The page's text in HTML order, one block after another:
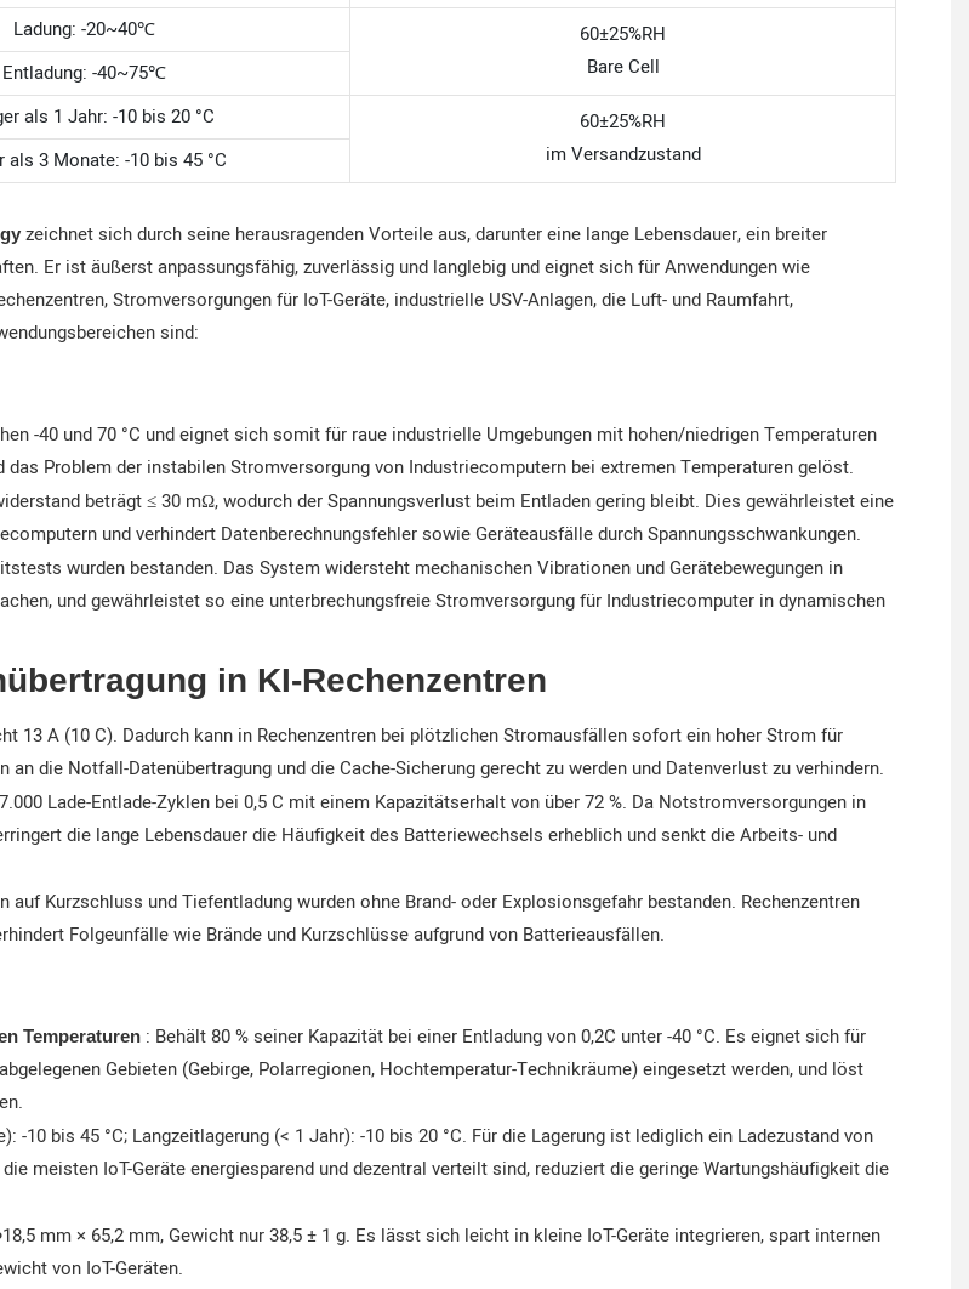
Ladung: -20~40℃
60±25%RH
Bare Cell
Entladung: -40~75℃
als 1 Jahr: -10 bis 20 °C
60±25%RH
im Versandzustand
als 3 Monate: -10 bis 45 °C
zeichnet sich durch seine herausragenden Vorteile aus, darunter eine lange Lebensdauer, ein breiter
Er ist äußerst anpassungsfähig, zuverlässig und langlebig und eignet sich für Anwendungen wie
Stromversorgungen für IoT-Geräte, industrielle USV-Anlagen, die Luft- und Raumfahrt,
sind:
-40 und 70 °C und eignet sich somit für raue industrielle Umgebungen mit hohen/niedrigen Temperaturen
Problem der instabilen Stromversorgung von Industriecomputern bei extremen Temperaturen gelöst.
beträgt ≤ 30 mΩ, wodurch der Spannungsverlust beim Entladen gering bleibt. Dies gewährleistet eine
und verhindert Datenberechnungsfehler sowie Geräteausfälle durch Spannungsschwankungen.
wurden bestanden. Das System widersteht mechanischen Vibrationen und Gerätebewegungen in
und gewährleistet so eine unterbrechungsfreie Stromversorgung für Industriecomputer in dynamischen
in KI-Rechenzentren
13 A (10 C). Dadurch kann in Rechenzentren bei plötzlichen Stromausfällen sofort ein hoher Strom für
die Notfall-Datenübertragung und die Cache-Sicherung gerecht zu werden und Datenverlust zu verhindern.
Lade-Entlade-Zyklen bei 0,5 C mit einem Kapazitätserhalt von über 72 %. Da Notstromversorgungen in
die lange Lebensdauer die Häufigkeit des Batteriewechsels erheblich und senkt die Arbeits- und
auf Kurzschluss und Tiefentladung wurden ohne Brand- oder Explosionsgefahr bestanden. Rechenzentren
Folgeunfälle wie Brände und Kurzschlüsse aufgrund von Batterieausfällen.
Temperaturen : Behält 80 % seiner Kapazität bei einer Entladung von 0,2C unter -40 °C. Es eignet sich für
Gebieten (Gebirge, Polarregionen, Hochtemperatur-Technikräume) eingesetzt werden, und löst
-10 bis 45 °C; Langzeitlagerung (< 1 Jahr): -10 bis 20 °C. Für die Lagerung ist lediglich ein Ladezustand von
meisten IoT-Geräte energiesparend und dezentral verteilt sind, reduziert die geringe Wartungshäufigkeit die
mm × 65,2 mm, Gewicht nur 38,5 ± 1 g. Es lässt sich leicht in kleine IoT-Geräte integrieren, spart internen
von IoT-Geräten.